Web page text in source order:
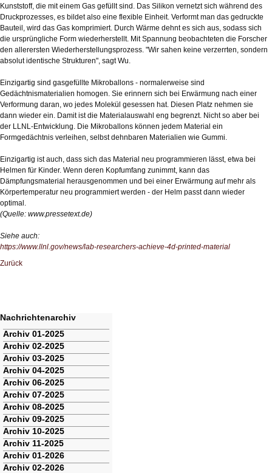
Kunststoff, die mit einem Gas gefüllt sind. Das Silikon vernetzt sich während des
Druckprozesses, es bildet also eine flexible Einheit. Verformt man das gedruckte
Bauteil, wird das Gas komprimiert. Durch Wärme dehnt es sich aus, sodass sich
die ursprüngliche Form wiederherstellt. Mit Spannung beobachteten die Forscher
den allerersten Wiederherstellungsprozess. "Wir sahen keine verzerrten, sondern
absolut identische Strukturen", sagt Wu.
Einzigartig sind gasgefüllte Mikroballons - normalerweise sind
Gedächtnismaterialien homogen. Sie erinnern sich bei Erwärmung nach einer
Verformung daran, wo jedes Molekül gesessen hat. Diesen Platz nehmen sie
dann wieder ein. Damit ist die Materialauswahl eng begrenzt. Nicht so aber bei
der LLNL-Entwicklung. Die Mikroballons können jedem Material ein
Formgedächtnis verleihen, selbst dehnbaren Materialien wie Gummi.
Einzigartig ist auch, dass sich das Material neu programmieren lässt, etwa bei
Helmen für Kinder. Wenn deren Kopfumfang zunimmt, kann das
Dämpfungsmaterial herausgenommen und bei einer Erwärmung auf mehr als
Körpertemperatur neu programmiert werden - der Helm passt dann wieder
optimal.
(Quelle: www.pressetext.de)
Siehe auch:
https://www.llnl.gov/news/lab-researchers-achieve-4d-printed-material
Zurück
Nachrichtenarchiv
Navigation
überspringen
Archiv 01-2025
Archiv 02-2025
Archiv 03-2025
Archiv 04-2025
Archiv 06-2025
Archiv 07-2025
Archiv 08-2025
Archiv 09-2025
Archiv 10-2025
Archiv 11-2025
Archiv 01-2026
Archiv 02-2026